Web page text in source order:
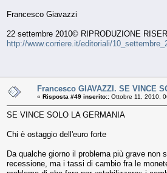
Francesco Giavazzi
22 settembre 2010© RIPRODUZIONE
http://www.corriere.it/editoriali/
Francesco GIAVAZZI. SE VINCE
« Risposta #49 inserito:: Ottobre 11, 2010,
SE VINCE SOLO LA GERMANIA
Chi è ostaggio dell'euro forte
Da qualche giorno il problema più grave non
recessione, ma i tassi di cambio fra le